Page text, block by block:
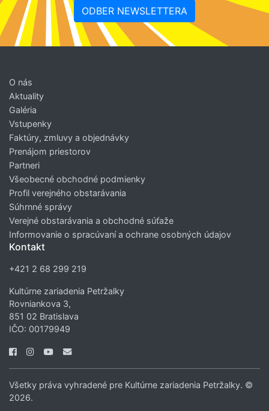
ODBER NEWSLETTERA
O nás
Aktuality
Galéria
Vstupenky
Faktúry, zmluvy a objednávky
Prenájom priestorov
Partneri
Všeobecné obchodné podmienky
Profil verejného obstarávania
Súhrnné správy
Verejné obstarávania a obchodné súťaže
Informovanie o spracúvaní a ochrane osobných údajov
Kontakt
+421 2 68 299 219
Kultúrne zariadenia Petržalky
Rovniankova 3,
851 02 Bratislava
IČO: 00179949
Všetky práva vyhradené pre Kultúrne zariadenia Petržalky. ©
2026.